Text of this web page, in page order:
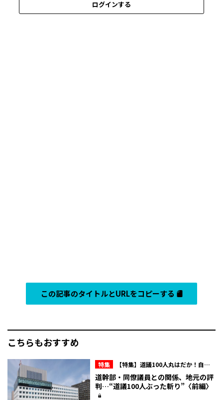
ログインする
この記事のタイトルとURLをコピーする
こちらもおすすめ
特集
【特集】道議100人丸はだか！自民
会派内のマル秘情報を赤裸々に！北海道議
会“ここだけの話”
道幹部・同僚議員との関係、地元の評
判…“道議100人ぶった斬り”〈前編〉